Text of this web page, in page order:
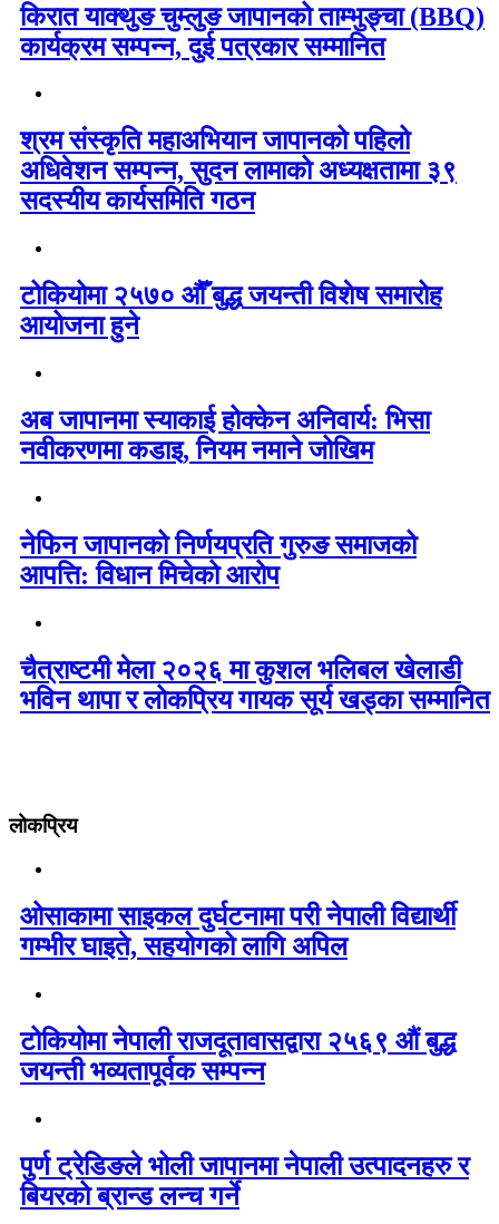
किरात याक्थुङ चुम्लुङ जापानको ताम्भुङ्चा (BBQ)
कार्यक्रम सम्पन्न, दुई पत्रकार सम्मानित
श्रम संस्कृति महाअभियान जापानको पहिलो
अधिवेशन सम्पन्न, सुदन लामाको अध्यक्षतामा ३९
सदस्यीय कार्यसमिति गठन
टोकियोमा २५७० औँ बुद्ध जयन्ती विशेष समारोह
आयोजना हुने
अब जापानमा स्याकाई होक्केन अनिवार्य: भिसा
नवीकरणमा कडाइ, नियम नमाने जोखिम
नेफिन जापानको निर्णयप्रति गुरुङ समाजको
आपत्ति: विधान मिचेको आरोप
चैत्राष्टमी मेला २०२६ मा कुशल भलिबल खेलाडी
भविन थापा र लोकप्रिय गायक सूर्य खड्का सम्मानित
लोकप्रिय
ओसाकामा साइकल दुर्घटनामा परी नेपाली विद्यार्थी
गम्भीर घाइते, सहयोगको लागि अपिल
टोकियोमा नेपाली राजदूतावासद्वारा २५६९ औं बुद्ध
जयन्ती भव्यतापूर्वक सम्पन्न
पुर्ण ट्रेडिङले भोली जापानमा नेपाली उत्पादनहरु र
बियरको ब्रान्ड लन्च गर्ने